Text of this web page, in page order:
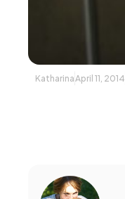
KatharinaApril 11, 2014